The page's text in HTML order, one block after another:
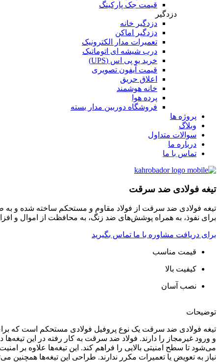
قیمت جک پارکینگ
دزدگیر
دزدگیر خانه
دزدگیر اماکن
تعمیرات مدار الکترونیک
درب شیشه ای اتوماتیک
خرید یو پی اس (UPS)
قیمت آیفون تصویری
اعلاق حریق
خانه هوشمند
پرده هوا
فروشگاه دوربین مدار بسته
پروژه ها
وبلاگ
سوالات متداول
درباره ما
تماس با ما
تیغه فولادی ضد سرقت
تیغه فولادی ضد سرقت از فولاد مقاوم و مستحکم ساخته شده و به
برای نفوذ، به همراه پوشش‌های ضد زنگ، به محافظت از اموال
برای دریافت مشاوره با ما تماس بگیرید
قیمت مناسب
کیفیت بالا
نصب آسان
توضیحات
تیغه فولادی ضد سرقت یک نوع پروفیل فولادی مستحکم است که برای
و ورود غیرمجاز را دارند. فولاد ضد سرقت به کار رفته در این
می‌شود تا سطح امنیتی بالایی را فراهم کند. این تیغه‌ها علاوه بر
نیاز به تعویض یا تعمیرات مکرر ندارند. طراحی این تیغه‌ها